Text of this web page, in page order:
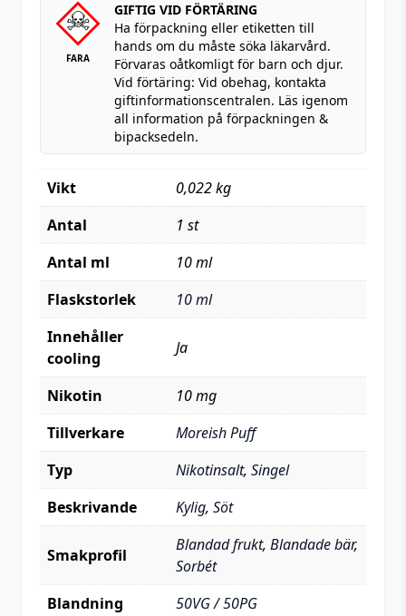
FARA
GIFTIG VID FÖRTÄRING
Ha förpackning eller etiketten till
hands om du måste söka läkarvård.
Förvaras oåtkomligt för barn och djur.
Vid förtäring: Vid obehag, kontakta
giftinformationscentralen. Läs igenom
all information på förpackningen &
bipacksedeln.
Vikt
0,022 kg
Antal
1 st
Antal ml
10 ml
Flaskstorlek
10 ml
Innehåller
cooling
Ja
Nikotin
10 mg
Tillverkare
Moreish Puff
Typ
Nikotinsalt, Singel
Beskrivande
Kylig, Söt
Smakprofil
Blandad frukt, Blandade bär,
Sorbét
Blandning
50VG / 50PG